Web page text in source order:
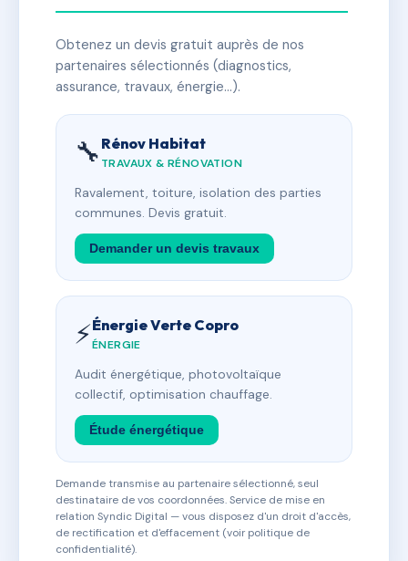
Obtenez un devis gratuit auprès de nos
partenaires sélectionnés (diagnostics,
assurance, travaux, énergie…).
🔧 Rénov Habitat
TRAVAUX & RÉNOVATION
Ravalement, toiture, isolation des parties
communes. Devis gratuit.
Demander un devis travaux
⚡Énergie Verte Copro
ÉNERGIE
Audit énergétique, photovoltaïque
collectif, optimisation chauffage.
Étude énergétique
Demande transmise au partenaire sélectionné, seul
destinataire de vos coordonnées. Service de mise en
relation Syndic Digital — vous disposez d'un droit d'accès,
de rectification et d'effacement (voir politique de
confidentialité).